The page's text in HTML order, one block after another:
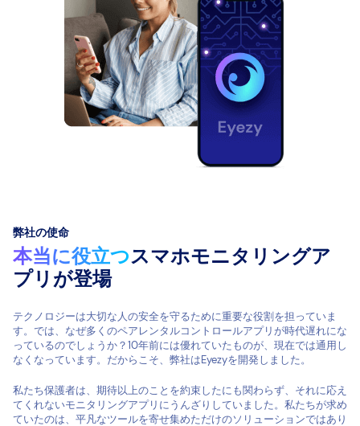
弊社の使命
本当に役立つスマホモニタリングア
プリが登場
テクノロジーは大切な人の安全を守るために重要な役割を担っていま
す。では、なぜ多くのペアレンタルコントロールアプリが時代遅れにな
っているのでしょうか？10年前には優れていたものが、現在では通用し
なくなっています。だからこそ、弊社はEyezyを開発しました。
私たち保護者は、期待以上のことを約束したにも関わらず、それに応え
てくれないモニタリングアプリにうんざりしていました。私たちが求め
ていたのは、平凡なツールを寄せ集めただけのソリューションではあり